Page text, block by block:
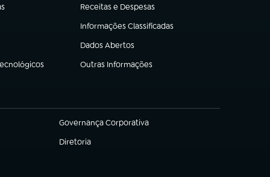
Receitas e Despesas
(abre em nova aba)
Informações Classificadas
(abre em nova aba)
Dados Abertos
(abre em nova aba)
Outras Informações
(abre em nova aba)
Governança Corporativa
(abre em nova aba)
Diretoria
(abre em nova aba)